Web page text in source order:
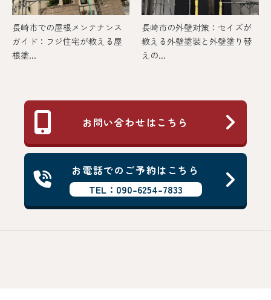
長崎市での屋根メンテナンス
ガイド：フジ住宅が教える屋
根塗...
長崎市の外壁対策：セイズが
教える外壁塗装と外壁塗り替
えの...
お問い合わせはこちら
お電話でのご予約はこちら
TEL：090-6254-7833